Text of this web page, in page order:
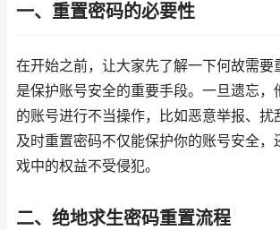
一、重置密码的必要性
在开始之前，让大家先了解一下何故需要
是保护账号安全的重要手段。一旦遗忘，
的账号进行不当操作，比如恶意举报、扰
及时重置密码不仅能保护你的账号安全，
戏中的权益不受侵犯。
二、绝地求生密码重置流程